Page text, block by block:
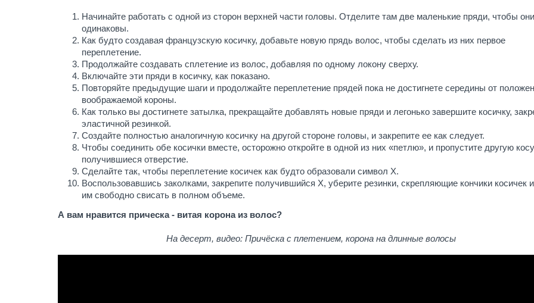
Начинайте работать с одной из сторон верхней части головы. Отделите там две маленькие пряди, чтобы
одинаковы.
Как будто создавая французскую косичку, добавьте новую прядь волос, чтобы сделать из них первое
переплетение.
Продолжайте создавать сплетение из волос, добавляя по одному локону сверху.
Включайте эти пряди в косичку, как показано.
Повторяйте предыдущие шаги и продолжайте переплетение прядей пока не достигнете середины от
воображаемой короны.
Как только вы достигнете затылка, прекращайте добавлять новые пряди и легонько завершите косичку,
эластичной резинкой.
Создайте полностью аналогичную косичку на другой стороне головы, и закрепите ее как следует.
Чтобы соединить обе косички вместе, осторожно откройте в одной из них «петлю», и пропустите другую
получившиеся отверстие.
Сделайте так, чтобы переплетение косичек как будто образовали символ X.
Воспользовавшись заколками, закрепите получившийся X, уберите резинки, скрепляющие кончики косичек
им свободно свисать в полном объеме.
А вам нравится прическа - витая корона из волос?
На десерт, видео: Причёска с плетением, корона на длинные волосы